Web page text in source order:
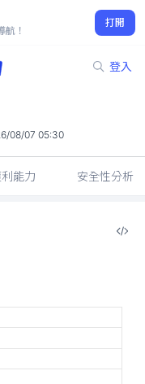
航！
打開
登入
08/07 05:30
能力 安全性分析